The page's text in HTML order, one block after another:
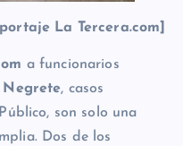
La Tercera.com]
a funcionarios
Negrete, casos
son solo una
Dos de los